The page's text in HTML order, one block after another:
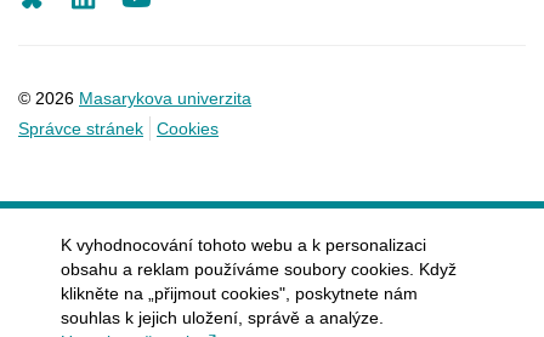
© 2026 Masarykova univerzita
Správce stránek
Cookies
K vyhodnocování tohoto webu a k personalizaci
obsahu a reklam používáme soubory cookies. Když
klikněte na „přijmout cookies", poskytnete nám
souhlas k jejich uložení, správě a analýze.